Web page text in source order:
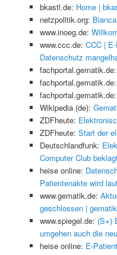
bkastl.de: Home |
netzpolitik.org:
www.inoeg.de:
www.ccc.de: CCC |
Datenschutz
fachportal.gematik.de:
fachportal.gematik.de:
fachportal.gematik.de:
Wikipedia (de):
ZDFheute:
ZDFheute: Start der
Deutschlandfunk:
Computer Club
heise online:
Patientenakte wird
www.gematik.de:
geschlossen | gematik
www.spiegel.de: (S+)
umgehen auch die
heise online: E-